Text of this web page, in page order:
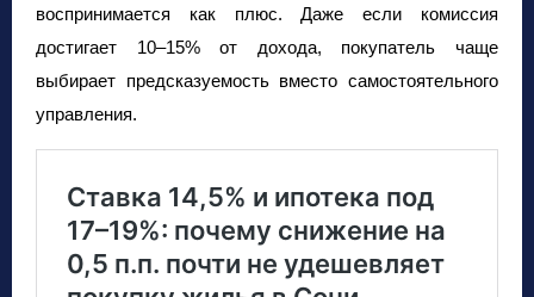
воспринимается как плюс. Даже если комиссия
достигает 10–15% от дохода, покупатель чаще
выбирает предсказуемость вместо самостоятельного
управления.